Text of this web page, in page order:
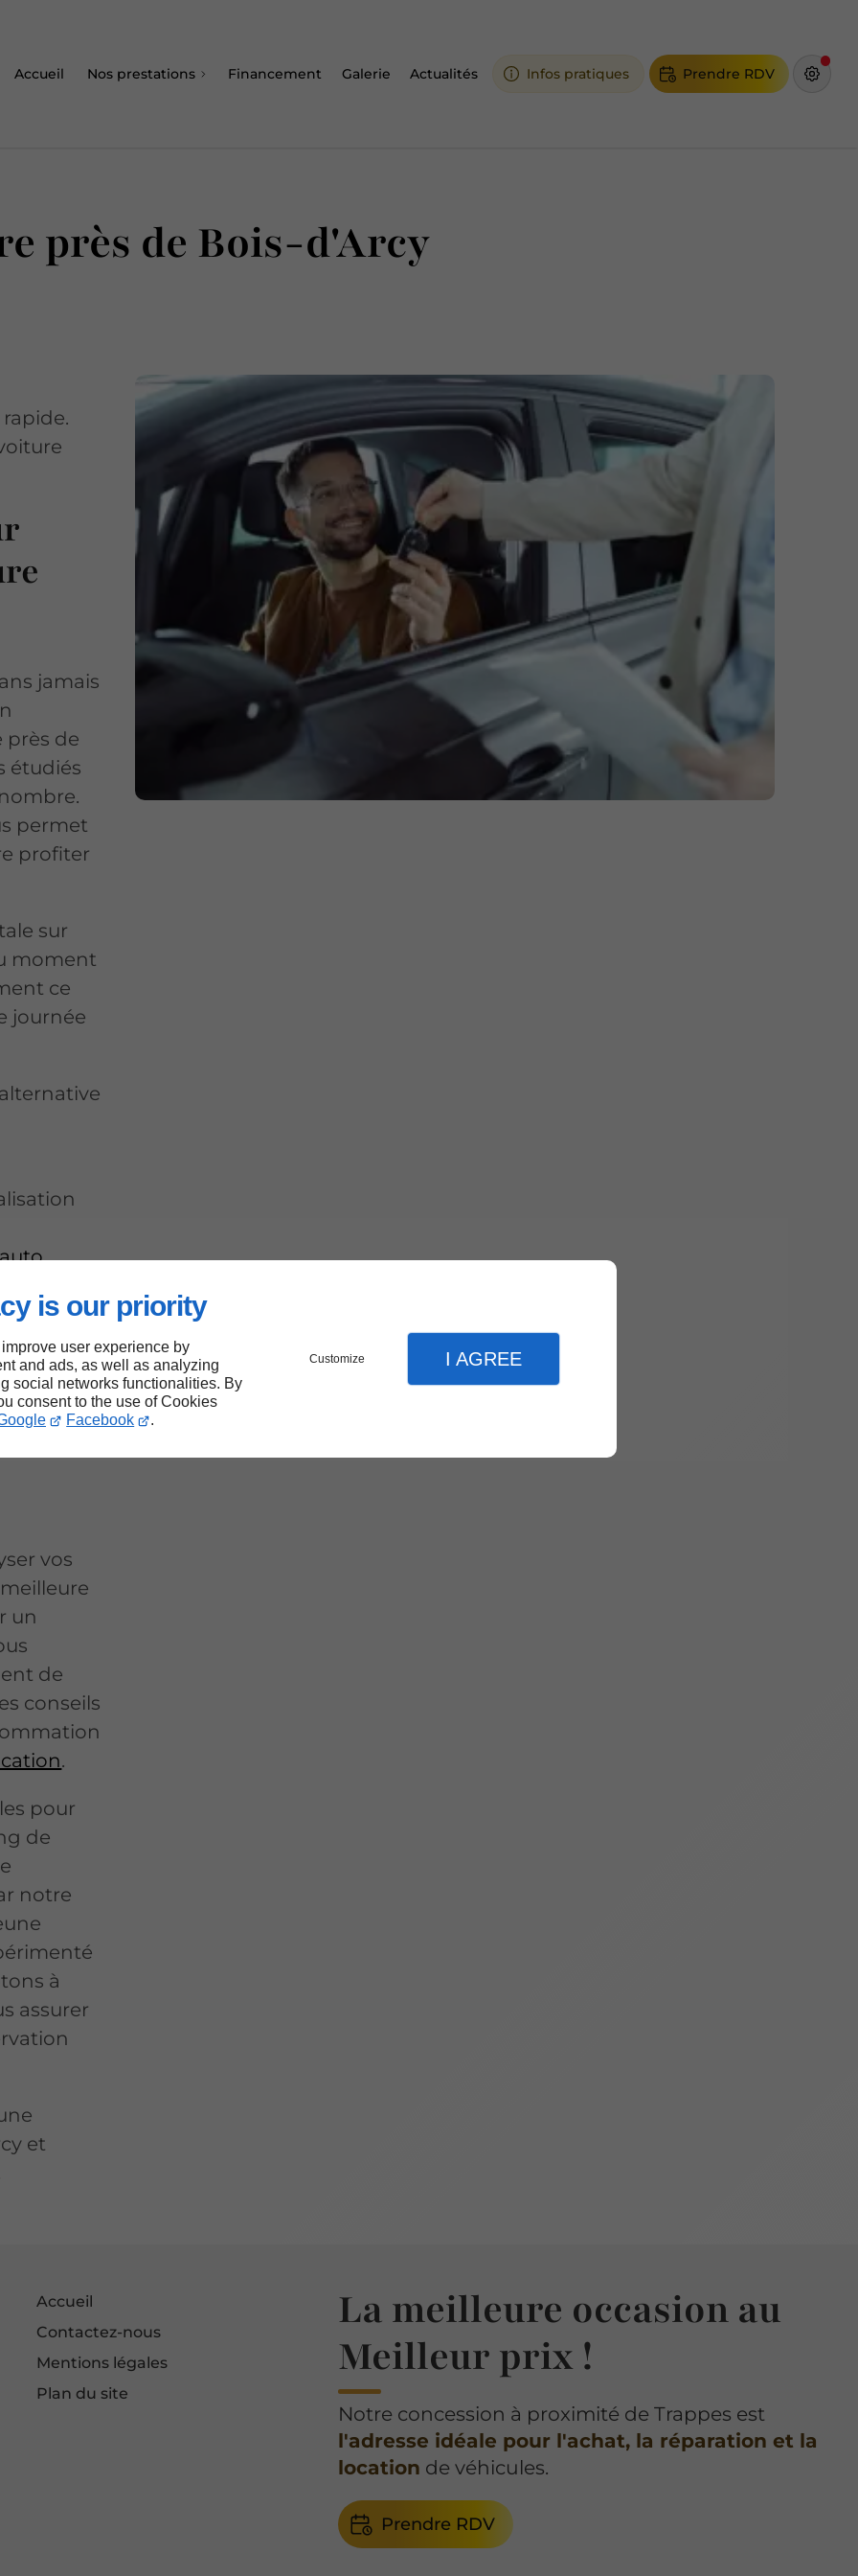
is our priority
user experience by
and ads, as well as analyzing
social networks functionalities. By
consent to the use of Cookies
Facebook .
Customize I AGREE
Accueil Nos prestations Financement Galerie Actualités Infos pratiques Prendre RDV
près de Bois-d'Arcy
jamais
près de
étudiés
permet
profiter
sur
moment
ce
journée
.
un
vos
un
de
conseils
.
pour
de
notre
à
assurer
et
Accueil
Contactez-nous
Mentions légales
Plan du site
La meilleure occasion au
Meilleur prix !
Notre concession à proximité de Trappes est
l'adresse idéale pour l'achat, la réparation et la
location de véhicules.
Prendre RDV